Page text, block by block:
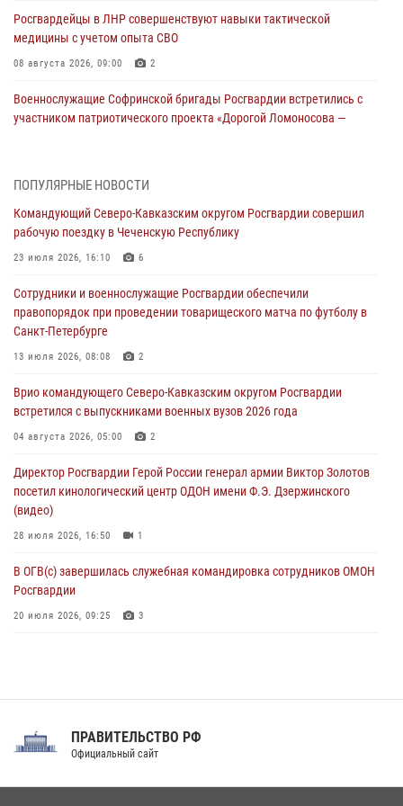
Росгвардейцы в ЛНР совершенствуют навыки тактической
медицины с учетом опыта СВО
08 августа 2026, 09:00 2
Военнослужащие Софринской бригады Росгвардии встретились с
участником патриотического проекта «Дорогой Ломоносова —
Кузбассе
08 августа 2026, 07:00
настольному теннису ко Дню физкультурника
08 августа 2026, 07:00
ОМОН «Ойрат» Управления Росгвардии по Республике Калмыкия
08 августа 2026, 07:00
В Москве росгвардейцы оказали помощь медикам и девушке с
08 августа 2026, 06:32 1
ПОПУЛЯРНЫЕ НОВОСТИ
Командующий Северо-Кавказским округом Росгвардии совершил
рабочую поездку в Чеченскую Республику
23 июля 2026, 16:10 6
Сотрудники и военнослужащие Росгвардии обеспечили
правопорядок при проведении товарищеского матча по футболу в
Санкт-Петербурге
13 июля 2026, 08:08 2
Врио командующего Северо-Кавказским округом Росгвардии
встретился с выпускниками военных вузов 2026 года
04 августа 2026, 05:00 2
Директор Росгвардии Герой России генерал армии Виктор Золотов
посетил кинологический центр ОДОН имени Ф.Э. Дзержинского
(видео)
28 июля 2026, 16:50 1
В ОГВ(с) завершилась служебная командировка сотрудников ОМОН
Росгвардии
20 июля 2026, 09:25 3
Праздник «Один день с Росгвардией» к 105-летию Центрального
ПРАВИТЕЛЬСТВО РФ
Официальный сайт